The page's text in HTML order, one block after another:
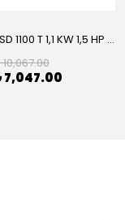
Alarko 4 SD 1100 T 1,1 KW 1,5 HP Dalgıç Motor
7,047.00